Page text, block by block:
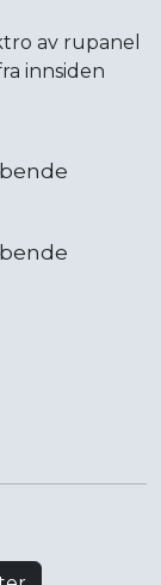
av rupanel
innsiden